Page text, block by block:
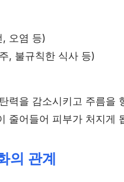
, 오염 등)
, 불규칙한 식사 등)
력을 감소시키고 주름을
줄어들어 피부가 처지게
의 관계